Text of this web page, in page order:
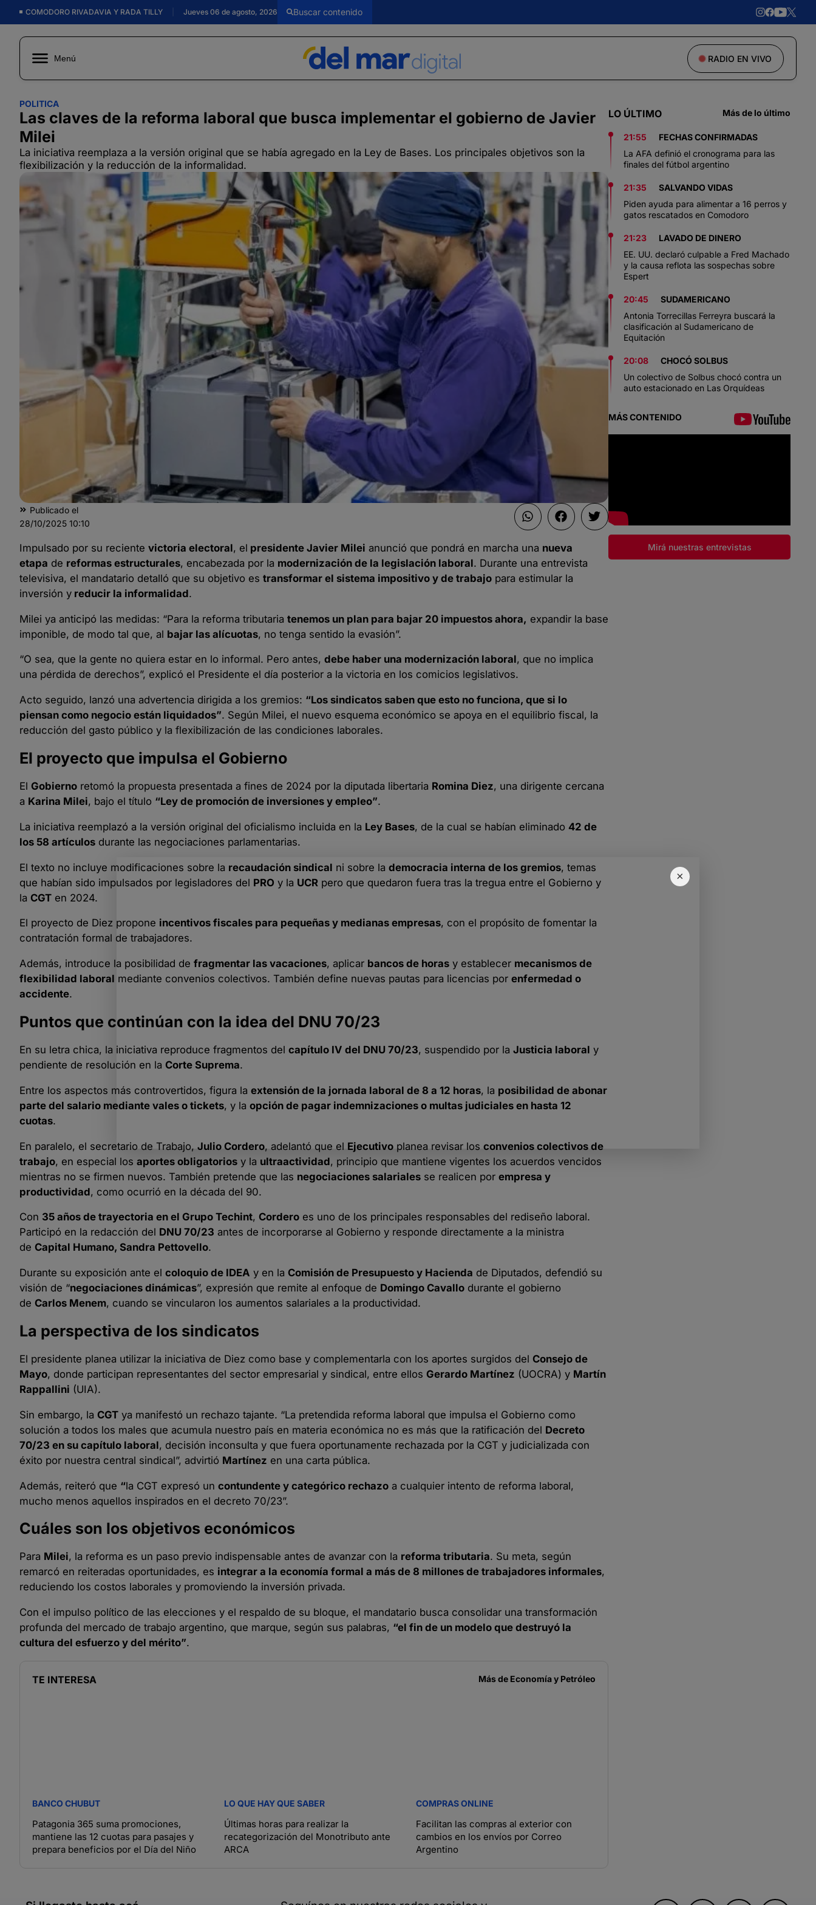
COMODORO RIVADAVIA Y RADA TILLY Jueves 06 de agosto, 2026
Menú RADIO EN VIVO
×
POLITICA
Las claves de la reforma laboral que busca implementar el gobierno de Javier
Milei
La iniciativa reemplaza a la versión original que se había agregado en la Ley de Bases. Los principales objetivos son la
flexibilización y la reducción de la informalidad.
Publicado el
28/10/2025 10:10
Impulsado por su reciente victoria electoral, el presidente Javier Milei anunció que pondrá en marcha una nueva
etapa de reformas estructurales, encabezada por la modernización de la legislación laboral. Durante una entrevista
televisiva, el mandatario detalló que su objetivo es transformar el sistema impositivo y de trabajo para estimular la
inversión y reducir la informalidad.
Milei ya anticipó las medidas: “Para la reforma tributaria tenemos un plan para bajar 20 impuestos ahora, expandir la base
imponible, de modo tal que, al bajar las alícuotas, no tenga sentido la evasión”.
“O sea, que la gente no quiera estar en lo informal. Pero antes, debe haber una modernización laboral, que no implica
una pérdida de derechos”, explicó el Presidente el día posterior a la victoria en los comicios legislativos.
Acto seguido, lanzó una advertencia dirigida a los gremios: “Los sindicatos saben que esto no funciona, que si lo
piensan como negocio están liquidados”. Según Milei, el nuevo esquema económico se apoya en el equilibrio fiscal, la
reducción del gasto público y la flexibilización de las condiciones laborales.
El proyecto que impulsa el Gobierno
El Gobierno retomó la propuesta presentada a fines de 2024 por la diputada libertaria Romina Diez, una dirigente cercana
a Karina Milei, bajo el título “Ley de promoción de inversiones y empleo”.
La iniciativa reemplazó a la versión original del oficialismo incluida en la Ley Bases, de la cual se habían eliminado 42 de
los 58 artículos durante las negociaciones parlamentarias.
El texto no incluye modificaciones sobre la recaudación sindical ni sobre la democracia interna de los gremios, temas
que habían sido impulsados por legisladores del PRO y la UCR pero que quedaron fuera tras la tregua entre el Gobierno y
la CGT en 2024.
El proyecto de Diez propone incentivos fiscales para pequeñas y medianas empresas, con el propósito de fomentar la
contratación formal de trabajadores.
Además, introduce la posibilidad de fragmentar las vacaciones, aplicar bancos de horas y establecer mecanismos de
flexibilidad laboral mediante convenios colectivos. También define nuevas pautas para licencias por enfermedad o
accidente.
Puntos que continúan con la idea del DNU 70/23
En su letra chica, la iniciativa reproduce fragmentos del capítulo IV del DNU 70/23, suspendido por la Justicia laboral y
pendiente de resolución en la Corte Suprema.
Entre los aspectos más controvertidos, figura la extensión de la jornada laboral de 8 a 12 horas, la posibilidad de abonar
parte del salario mediante vales o tickets, y la opción de pagar indemnizaciones o multas judiciales en hasta 12
cuotas.
En paralelo, el secretario de Trabajo, Julio Cordero, adelantó que el Ejecutivo planea revisar los convenios colectivos de
trabajo, en especial los aportes obligatorios y la ultraactividad, principio que mantiene vigentes los acuerdos vencidos
mientras no se firmen nuevos. También pretende que las negociaciones salariales se realicen por empresa y
productividad, como ocurrió en la década del 90.
Con 35 años de trayectoria en el Grupo Techint, Cordero es uno de los principales responsables del rediseño laboral.
Participó en la redacción del DNU 70/23 antes de incorporarse al Gobierno y responde directamente a la ministra
de Capital Humano, Sandra Pettovello.
Durante su exposición ante el coloquio de IDEA y en la Comisión de Presupuesto y Hacienda de Diputados, defendió su
visión de “negociaciones dinámicas”, expresión que remite al enfoque de Domingo Cavallo durante el gobierno
de Carlos Menem, cuando se vincularon los aumentos salariales a la productividad.
La perspectiva de los sindicatos
El presidente planea utilizar la iniciativa de Diez como base y complementarla con los aportes surgidos del Consejo de
Mayo, donde participan representantes del sector empresarial y sindical, entre ellos Gerardo Martínez (UOCRA) y Martín
Rappallini (UIA).
Sin embargo, la CGT ya manifestó un rechazo tajante. “La pretendida reforma laboral que impulsa el Gobierno como
solución a todos los males que acumula nuestro país en materia económica no es más que la ratificación del Decreto
70/23 en su capítulo laboral, decisión inconsulta y que fuera oportunamente rechazada por la CGT y judicializada con
éxito por nuestra central sindical”, advirtió Martínez en una carta pública.
Además, reiteró que “la CGT expresó un contundente y categórico rechazo a cualquier intento de reforma laboral,
mucho menos aquellos inspirados en el decreto 70/23”.
Cuáles son los objetivos económicos
Para Milei, la reforma es un paso previo indispensable antes de avanzar con la reforma tributaria. Su meta, según
remarcó en reiteradas oportunidades, es integrar a la economía formal a más de 8 millones de trabajadores informales,
reduciendo los costos laborales y promoviendo la inversión privada.
Con el impulso político de las elecciones y el respaldo de su bloque, el mandatario busca consolidar una transformación
profunda del mercado de trabajo argentino, que marque, según sus palabras, “el fin de un modelo que destruyó la
cultura del esfuerzo y del mérito”.
TE INTERESA Más de Economía y Petróleo
BANCO CHUBUT
Patagonia 365 suma promociones,
mantiene las 12 cuotas para pasajes y
prepara beneficios por el Día del Niño
LO QUE HAY QUE SABER
Últimas horas para realizar la
recategorización del Monotributo ante
ARCA
COMPRAS ONLINE
Facilitan las compras al exterior con
cambios en los envíos por Correo
Argentino
LO ÚLTIMO Más de lo último
21:55
FECHAS CONFIRMADAS
La AFA definió el cronograma para las
finales del fútbol argentino
21:35
SALVANDO VIDAS
Piden ayuda para alimentar a 16 perros y
gatos rescatados en Comodoro
21:23
LAVADO DE DINERO
EE. UU. declaró culpable a Fred Machado
y la causa reflota las sospechas sobre
Espert
20:45
SUDAMERICANO
Antonia Torrecillas Ferreyra buscará la
clasificación al Sudamericano de
Equitación
20:08
CHOCÓ SOLBUS
Un colectivo de Solbus chocó contra un
auto estacionado en Las Orquídeas
MÁS CONTENIDO
Mirá nuestras entrevistas